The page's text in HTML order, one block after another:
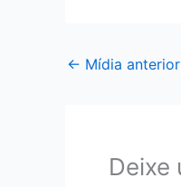
← Mídia anterior
Deixe